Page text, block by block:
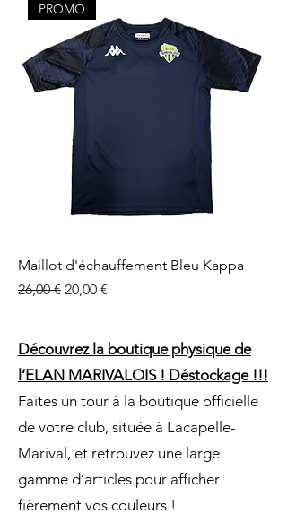
PROMO
Maillot d'échauffement Bleu Kappa
Prix original
26,00 € Prix promotionnel
20,00 €
Découvrez la boutique physique de
l’ELAN MARIVALOIS ! Déstockage !!!
Faites un tour à la boutique officielle
de votre club, située à Lacapelle-
Marival, et retrouvez une large
gamme d’articles pour afficher
fièrement vos couleurs !